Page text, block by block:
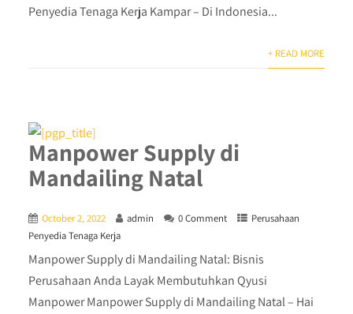
Penyedia Tenaga Kerja Kampar – Di Indonesia...
+ READ MORE
Manpower Supply di
Mandailing Natal
October 2, 2022 admin 0 Comment
Perusahaan
Penyedia Tenaga Kerja
Manpower Supply di Mandailing Natal: Bisnis
Perusahaan Anda Layak Membutuhkan Qyusi
Manpower Manpower Supply di Mandailing Natal – Hai